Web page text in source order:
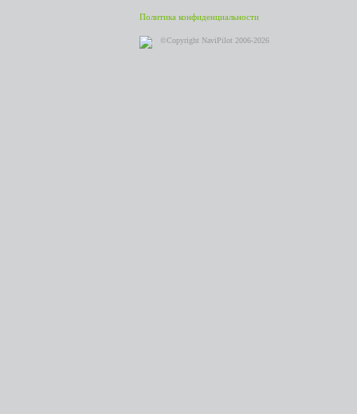
Политика конфиденциальности
©Copyright NaviPilot 2006-2026